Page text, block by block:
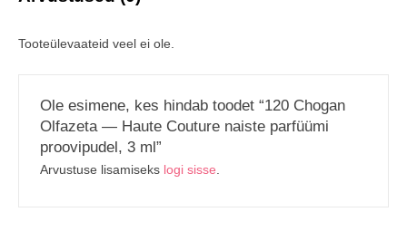
Tooteülevaateid veel ei ole.
Ole esimene, kes hindab toodet “120 Chogan
Olfazeta — Haute Couture naiste parfüümi
proovipudel, 3 ml”
Arvustuse lisamiseks logi sisse